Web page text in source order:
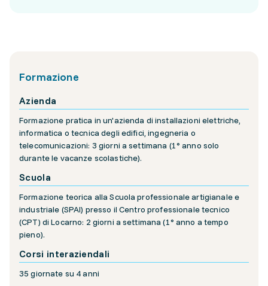
Formazione
Azienda
Formazione pratica in un'azienda di installazioni elettriche,
informatica o tecnica degli edifici, ingegneria o
telecomunicazioni: 3 giorni a settimana (1° anno solo
durante le vacanze scolastiche).
Scuola
Formazione teorica alla Scuola professionale artigianale e
industriale (SPAI) presso il Centro professionale tecnico
(CPT) di Locarno: 2 giorni a settimana (1° anno a tempo
pieno).
Corsi interaziendali
35 giornate su 4 anni